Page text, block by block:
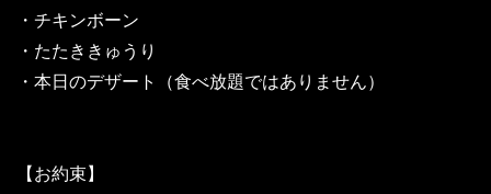
・チキンボーン
・たたききゅうり
・本日のデザート（食べ放題ではありません）
【お約束】